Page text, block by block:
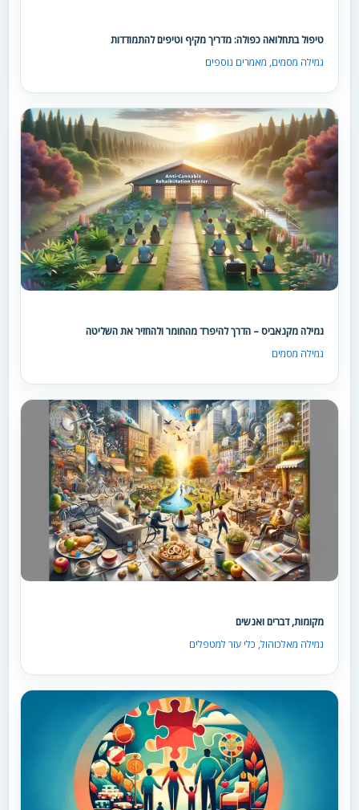
טיפול בתחלואה כפולה: מדריך מקיף וטיפים להתמודדות
גמילה מסמים, מאמרים נוספים
גמילה מקנאביס – הדרך להיפרד מהחומר ולהחזיר את השליטה
גמילה מסמים
מקומות, דברים ואנשים
גמילה מאלכוהול, כלי עזר למטפלים